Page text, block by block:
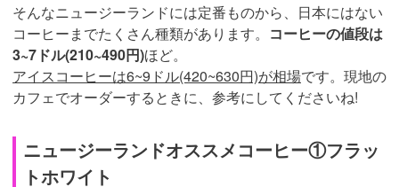
そんなニュージーランドには定番ものから、日本にはない
コーヒーまでたくさん種類があります。 コーヒーの値段は
3~7ドル(210~490円)ほど。
アイスコーヒーは6~9ドル(420~630円)が相場です。現地の
カフェでオーダーするときに、参考にしてくださいね!
ニュージーランドオススメコーヒー①フラッ
トホワイト